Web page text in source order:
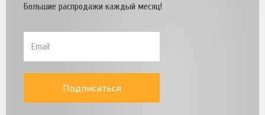
Большие распродажи каждый месяц!
Подписаться